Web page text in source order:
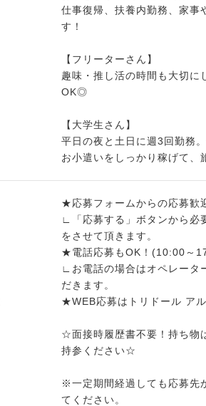
仕事復帰、扶養内勤務、家事
す！
【フリーターさん】
趣味・推し活の時間も大切に
OK◎
【大学生さん】
平日の夜と土日に週3回勤務
お小遣いをしっかり稼げて、
★応募フォームからの応募歓
∟「応募する」ボタンから必
をさせて頂きます。
★電話応募もOK！(10:00～
∟お電話の場合はオペレータ
だきます。
★WEB応募はトリドール ア
☆面接時履歴書不要！持ち物
持参ください☆
※一定期間経過しても応募先
てください。